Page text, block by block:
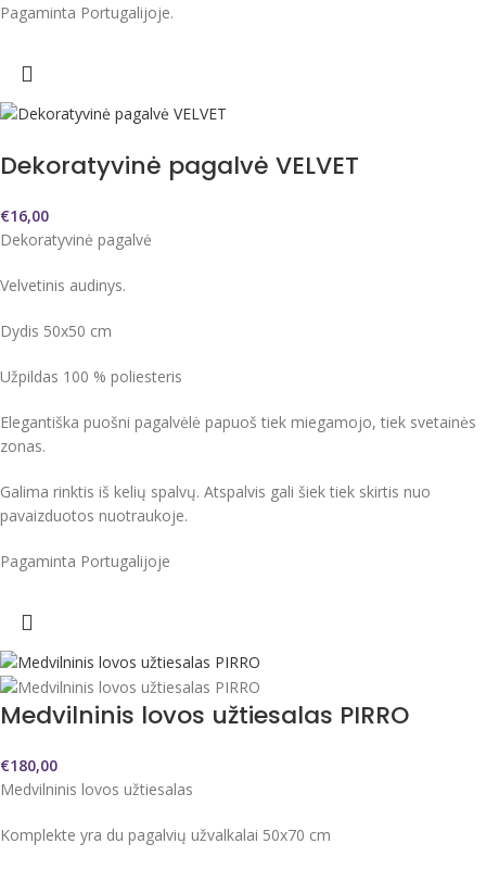
Pagaminta Portugalijoje.
Dekoratyvinė pagalvė VELVET
€16,00
Dekoratyvinė pagalvė
Velvetinis audinys.
Dydis 50x50 cm
Užpildas 100 % poliesteris
Elegantiška puošni pagalvėlė papuoš tiek miegamojo, tiek svetainės
zonas.
Galima rinktis iš kelių spalvų. Atspalvis gali šiek tiek skirtis nuo
pavaizduotos nuotraukoje.
Pagaminta Portugalijoje
Medvilninis lovos užtiesalas PIRRO
€180,00
Medvilninis lovos užtiesalas
Komplekte yra du pagalvių užvalkalai 50x70 cm